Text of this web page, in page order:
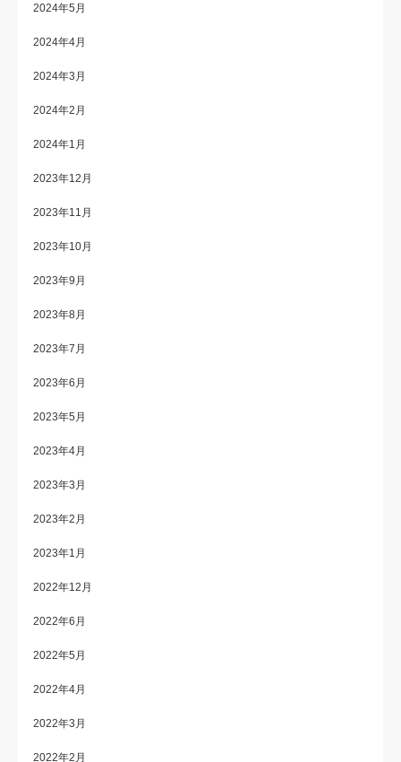
2024年5月
2024年4月
2024年3月
2024年2月
2024年1月
2023年12月
2023年11月
2023年10月
2023年9月
2023年8月
2023年7月
2023年6月
2023年5月
2023年4月
2023年3月
2023年2月
2023年1月
2022年12月
2022年6月
2022年5月
2022年4月
2022年3月
2022年2月